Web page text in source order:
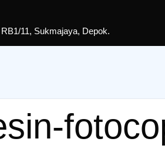
11, Sukmajaya, Depok.